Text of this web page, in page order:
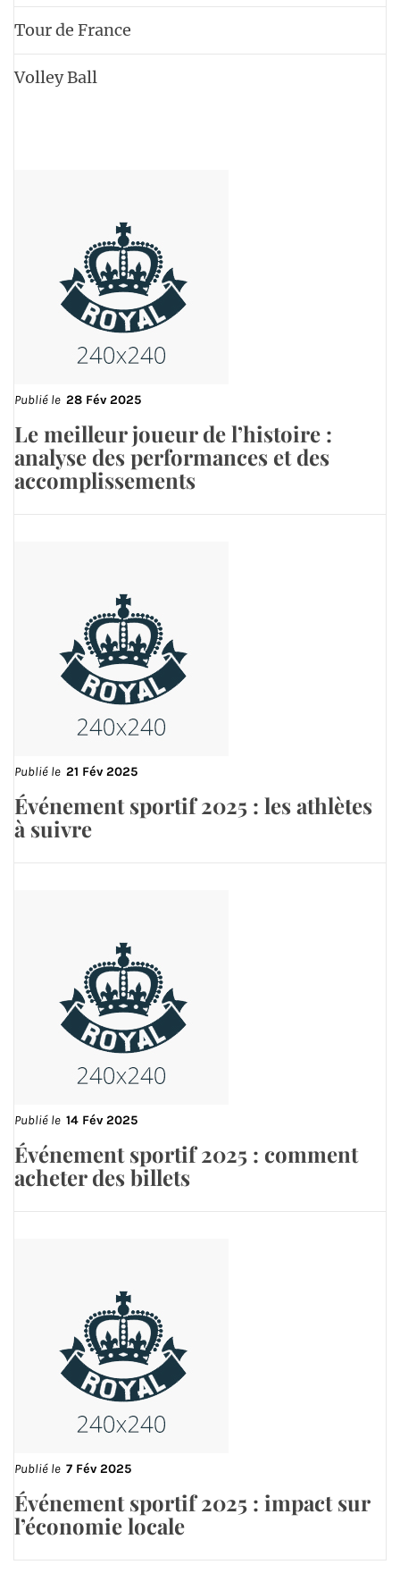
Tour de France
Volley Ball
Publié le 28 Fév 2025
Le meilleur joueur de l’histoire :
analyse des performances et des
accomplissements
Publié le 21 Fév 2025
Événement sportif 2025 : les athlètes
à suivre
Publié le 14 Fév 2025
Événement sportif 2025 : comment
acheter des billets
Publié le 7 Fév 2025
Événement sportif 2025 : impact sur
l’économie locale